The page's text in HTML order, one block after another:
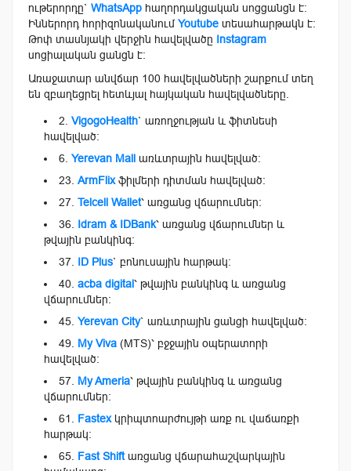
ութերորդը` WhatsApp հաղորդակցական սոցցանցն է։
Իններորդ հորիզոնականումYoutube տեսահարթակն է։
Թոփ տասնյակի վերջին հավելվածը Instagram
սոցիալական ցանցն է։
Առաջատար անվճար 100 հավելվածների շարքում տեղ
են զբաղեցրել հետևյալ հայկական հավելվածները.
2. VigogoHealth` առողջության և ֆիտնեսի
հավելված։
6. Yerevan Mall առևտրային հավելված։
23. ArmFlixֆիլմերի դիտման հավելված։
27. Telcell Wallet՝ առցանց վճարումներ։
36. Idram & IDBank՝ առցանց վճարումներ և
թվային բանկինգ։
37. ID Plus` բոնուսային հարթակ։
40. acba digital՝ թվային բանկինգ և առցանց
վճարումներ։
45. Yerevan City` առևտրային ցանցի հավելված։
49. My Viva (MTS)՝ բջջային օպերատորի
հավելված։
57. My Ameria՝ թվային բանկինգ և առցանց
վճարումներ:
61. Fastex կրիպտոարժույթի առք ու վաճառքի
հարթակ։
65. Fast Shiftառցանց վճարահաշվարկային